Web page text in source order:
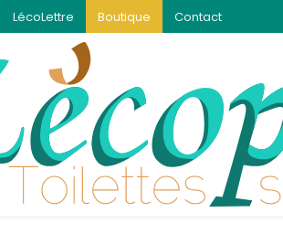
LécoLettre Boutique Contact